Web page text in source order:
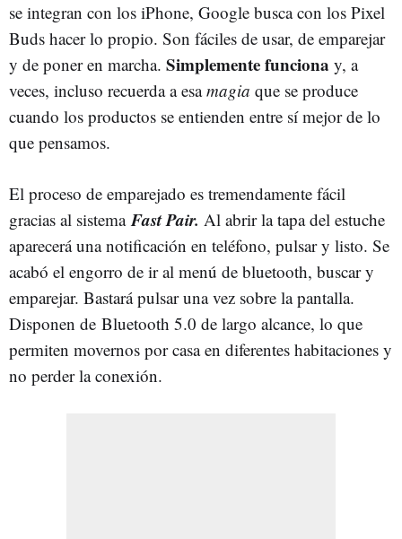
se integran con los iPhone, Google busca con los Pixel
Buds hacer lo propio. Son fáciles de usar, de emparejar
y de poner en marcha. Simplemente funciona y, a
veces, incluso recuerda a esamagia que se produce
cuando los productos se entienden entre sí mejor de lo
que pensamos.
El proceso de emparejado es tremendamente fácil
gracias al sistemaFast Pair. Al abrir la tapa del estuche
aparecerá una notificación en teléfono, pulsar y listo. Se
acabó el engorro de ir al menú de bluetooth, buscar y
emparejar. Bastará pulsar una vez sobre la pantalla.
Disponen de Bluetooth 5.0 de largo alcance, lo que
permiten movernos por casa en diferentes habitaciones y
no perder la conexión.